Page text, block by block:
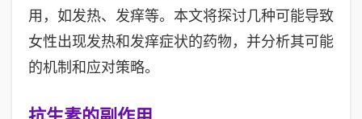
用，如发热、发痒等。本文将探讨几种可能导致
女性出现发热和发痒症状的药物，并分析其可能
的机制和应对策略。